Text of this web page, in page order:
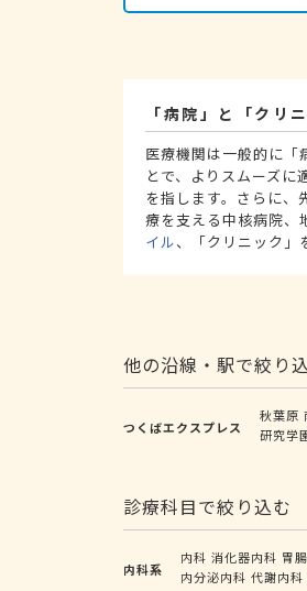
「病院」と「クリ
医療機関は一般的に「
とで、よりスムーズ
を指します。さらに
療を支える中核病院、
イル、「クリニック」
他の沿線・駅で絞り
つくばエクスプレス
秋葉原
研究学
診療科目で絞り込む
内科系
内科 消化器内科 胃
内分泌内科 代謝内科